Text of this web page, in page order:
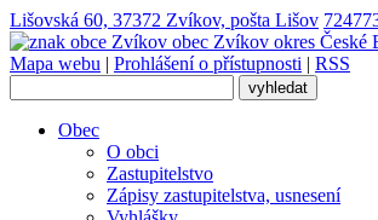
Lišovská 60, 37372 Zvíkov, pošta Lišov
obec Zvíkov okres České
Mapa webu | Prohlášení o přístupnosti | RSS
Obec
O obci
Zastupitelstvo
Zápisy zastupitelstva, usnesení